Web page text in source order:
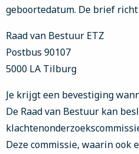
geboortedatum. De brief richt
Raad van Bestuur ETZ
Postbus 90107
5000 LA Tilburg
Je krijgt een bevestiging
De Raad van Bestuur kan
Deze commissie, waarin ook